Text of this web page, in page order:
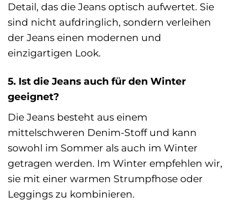
Detail, das die Jeans optisch aufwertet. Sie
sind nicht aufdringlich, sondern verleihen
der Jeans einen modernen und
einzigartigen Look.
5. Ist die Jeans auch für den Winter
geeignet?
Die Jeans besteht aus einem
mittelschweren Denim-Stoff und kann
sowohl im Sommer als auch im Winter
getragen werden. Im Winter empfehlen wir,
sie mit einer warmen Strumpfhose oder
Leggings zu kombinieren.